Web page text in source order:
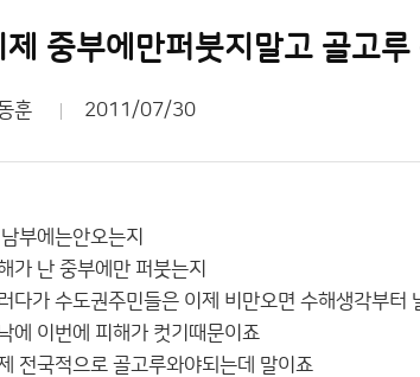
제 중부에만퍼붓지말고 골고
훈 2011/07/30
부에는안오는지
가 난 중부에만 퍼붓는지
다가 수도권주민들은 이제 비만오면 수해생각부터
에 이번에 피해가 컷기때문이죠
전국적으로 골고루와야되는데 말이죠